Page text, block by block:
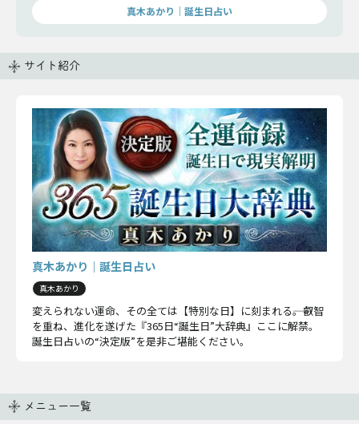
真木あかり｜誕生日占い
サイト紹介
真木あかり｜誕生日占い
真木あかり
変えられない運命、その全ては【特別な日】に刻まれる――。叡智
を重ね、進化を遂げた『365日“誕生日”大辞典』ここに解禁。
誕生日占いの“決定版”を是非ご堪能ください。
メニュー一覧